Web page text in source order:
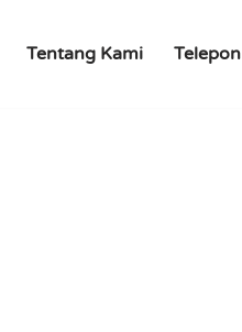
Tentang Kami Telepon